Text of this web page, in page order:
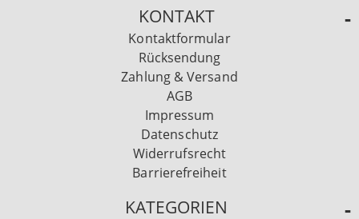
KONTAKT
Kontaktformular
Rücksendung
Zahlung & Versand
AGB
Impressum
Datenschutz
Widerrufsrecht
Barrierefreiheit
KATEGORIEN